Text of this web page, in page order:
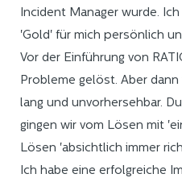
Incident Manager wurde.
'Gold' für mich persönlich
Vor der Einführung von
Probleme gelöst. Aber
lang und unvorhersehbar.
gingen wir vom Lösen mit
Lösen 'absichtlich immer
Ich habe eine erfolgreiche